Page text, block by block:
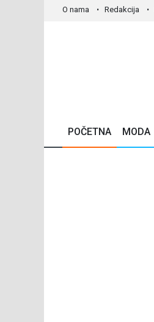
O nama Redakcija
POČETNA MODA